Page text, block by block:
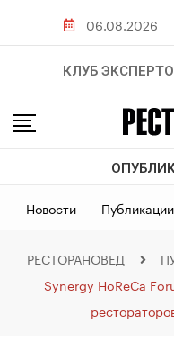
06.08.2026
КЛУБ
Новости Публикации
РЕСТОРАНОВЕД
Synergy HoReCa